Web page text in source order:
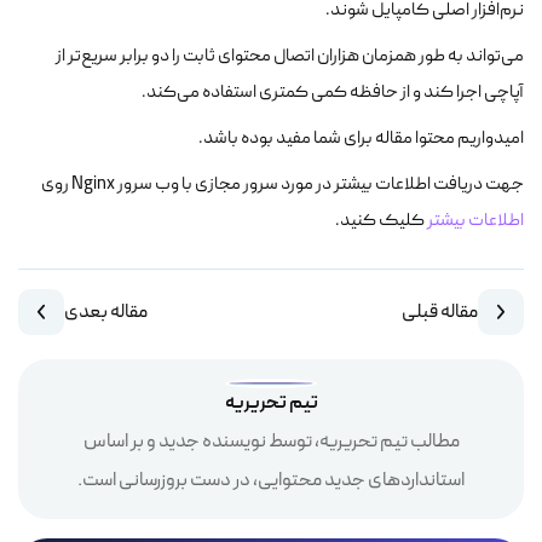
نرم‌افزار اصلی کامپایل شوند.
می‌تواند به طور همزمان هزاران اتصال محتوای ثابت را دو برابر سریع‌تر از
آپاچی اجرا کند و از حافظه کمی کمتری استفاده می‌کند.
امیدواریم محتوا مقاله برای شما مفید بوده باشد.
جهت دریافت اطلاعات بیشتر در مورد سرور مجازی با وب سرور Nginx روی
اطلاعات بیشترکلیک کنید.
مقاله قبلی مقاله بعدی
تیم تحریریه
مطالب تیم تحریریه، توسط نویسنده جدید و بر اساس
استانداردهای جدید محتوایی، در دست بروزرسانی است.